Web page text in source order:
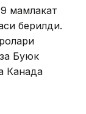
мамлакат
берилди.
Буюк
Канада